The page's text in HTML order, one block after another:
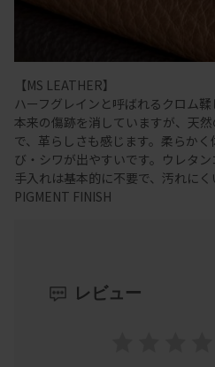
【MS LEATHER】
ハーフグレインと呼ばれるクロム
本来の傷跡を消していますが、天
で、革らしさも感じます。柔らか
び・シワが出やすいです。ウレタ
手入れは基本的に不要で、汚れにく
PIGMENT FINISH
レビュー